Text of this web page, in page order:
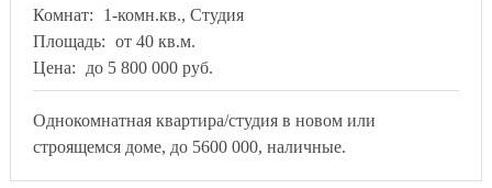
Комнат:
1-комн.кв., Студия
Площадь: от 40 кв.м.
Цена:
до 5 800 000 руб.
Однокомнатная квартира/студия в новом или
строящемся доме, до 5600 000, наличные.